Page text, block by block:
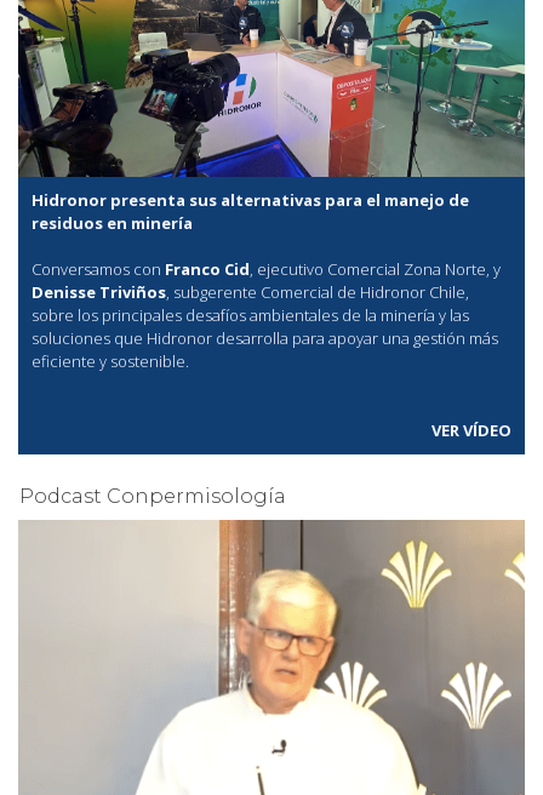
Hidronor presenta sus alternativas para el manejo de
residuos en minería
Conversamos con Franco Cid, ejecutivo Comercial Zona Norte, y
Denisse Triviños, subgerente Comercial de Hidronor Chile,
sobre los principales desafíos ambientales de la minería y las
soluciones que Hidronor desarrolla para apoyar una gestión más
eficiente y sostenible.
VER VÍDEO
Podcast Conpermisología